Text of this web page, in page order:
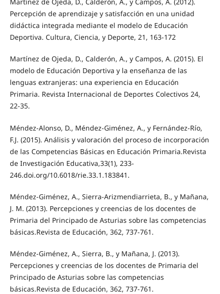
Martínez de Ojeda, D., Calderón, A., y Campos, A. (2012).
Percepción de aprendizaje y satisfacción en una unidad
didáctica integrada mediante el modelo de Educación
Deportiva. Cultura, Ciencia, y Deporte, 21, 163-172
Martínez de Ojeda, D., Calderón, A., y Campos, A. (2015). El
modelo de Educación Deportiva y la enseñanza de las
lenguas extranjeras: una experiencia en Educación
Primaria. Revista Internacional de Deportes Colectivos 24,
22-35.
Méndez-Alonso, D., Méndez-Giménez, A., y Fernández-Río,
F.J. (2015). Análisis y valoración del proceso de incorporación
de las Competencias Básicas en Educación Primaria.Revista
de Investigación Educativa,33(1), 233-
246.doi.org/10.6018/rie.33.1.183841.
Méndez-Giménez, A., Sierra-Arizmendiarrieta, B., y Mañana,
J. M. (2013). Percepciones y creencias de los docentes de
Primaria del Principado de Asturias sobre las competencias
básicas.Revista de Educación, 362, 737-761.
Méndez-Giménez, A., Sierra, B., y Mañana, J. (2013).
Percepciones y creencias de los docentes de Primaria del
Principado de Asturias sobre las competencias
básicas.Revista de Educación, 362, 737-761.